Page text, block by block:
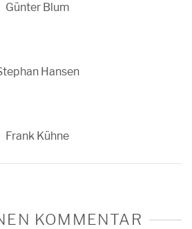
Günter Blum
Hansen
Frank Kühne
KOMMENTAR